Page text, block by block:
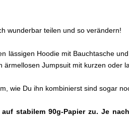
wunderbar teilen und so verändern!
lässigen Hoodie mit Bauchtasche
Jumpsuit mit kurzen oder
wie Du ihn kombinierst sind sogar
stabilem 90g-Papier zu. Je